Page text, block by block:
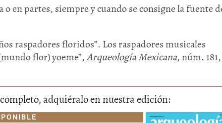
en partes, siempre y cuando se consigne la fuente
raspadores floridos”. Los raspadores musicales
flor) yoeme”,Arqueología Mexicana, núm.
adquiéralo en nuestra edición:
Olmecas